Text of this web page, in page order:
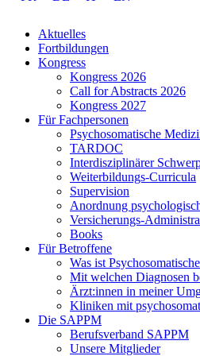
Aktuelles
Fortbildungen
Kongress
Kongress 2026
Call for Abstracts 2026
Kongress 2027
Für Fachpersonen
Psychosomatische
TARDOC
Interdisziplinärer
Weiterbildungs-Curricula
Supervision
Anordnung
Versicherungs-
Books
Für Betroffene
Was ist
Mit welchen Diagnosen
Ärzt:innen in meiner
Kliniken mit
Die SAPPM
Berufsverband SAPPM
Unsere Mitglieder